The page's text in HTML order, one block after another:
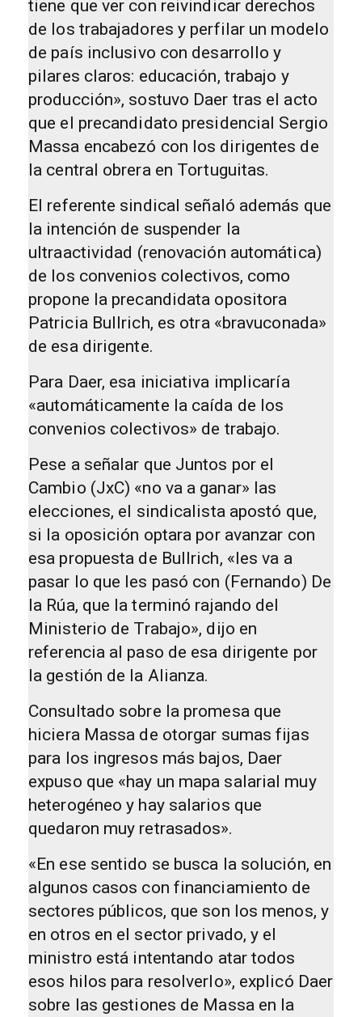
tiene que ver con reivindicar derechos
de los trabajadores y perfilar un modelo
de país inclusivo con desarrollo y
pilares claros: educación, trabajo y
producción», sostuvo Daer tras el acto
que el precandidato presidencial Sergio
Massa encabezó con los dirigentes de
la central obrera en Tortuguitas.
El referente sindical señaló además que
la intención de suspender la
ultraactividad (renovación automática)
de los convenios colectivos, como
propone la precandidata opositora
Patricia Bullrich, es otra «bravuconada»
de esa dirigente.
Para Daer, esa iniciativa implicaría
«automáticamente la caída de los
convenios colectivos» de trabajo.
Pese a señalar que Juntos por el
Cambio (JxC) «no va a ganar» las
elecciones, el sindicalista apostó que,
si la oposición optara por avanzar con
esa propuesta de Bullrich, «les va a
pasar lo que les pasó con (Fernando) De
la Rúa, que la terminó rajando del
Ministerio de Trabajo», dijo en
referencia al paso de esa dirigente por
la gestión de la Alianza.
Consultado sobre la promesa que
hiciera Massa de otorgar sumas fijas
para los ingresos más bajos, Daer
expuso que «hay un mapa salarial muy
heterogéneo y hay salarios que
quedaron muy retrasados».
«En ese sentido se busca la solución, en
algunos casos con financiamiento de
sectores públicos, que son los menos, y
en otros en el sector privado, y el
ministro está intentando atar todos
esos hilos para resolverlo», explicó Daer
sobre las gestiones de Massa en la